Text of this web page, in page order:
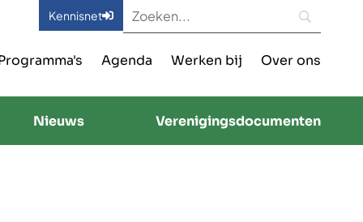
Kennisnet
Agenda Werken bij Over ons
Nieuws Verenigingsdocumenten